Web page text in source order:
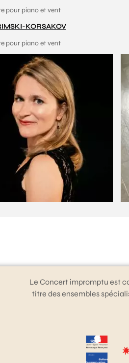
pour piano et vent
KORSAKOV
pour piano et vent
Le Concert impromptu est
titre des ensembles